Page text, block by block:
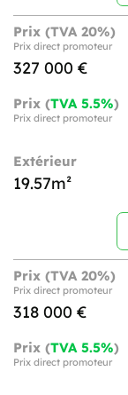
Prix (TVA 20%)
Prix direct promoteur
327 000 €
Prix (TVA 5.5%)
Prix direct promoteur
Extérieur
19.57m²
Prix (TVA 20%)
Prix direct promoteur
318 000 €
Prix (TVA 5.5%)
Prix direct promoteur